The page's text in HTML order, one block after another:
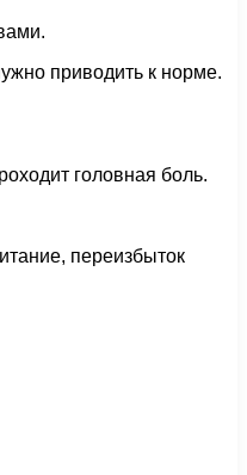
приводить к норме.
головная боль.
переизбыток